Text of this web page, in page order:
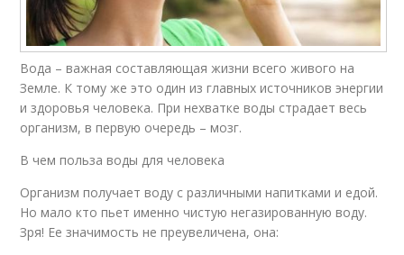
Вода – важная составляющая жизни всего живого на
Земле. К тому же это один из главных источников энергии
и здоровья человека. При нехватке воды страдает весь
организм, в первую очередь – мозг.
В чем польза воды для человека
Организм получает воду с различными напитками и едой.
Но мало кто пьет именно чистую негазированную воду.
Зря! Ее значимость не преувеличена, она: